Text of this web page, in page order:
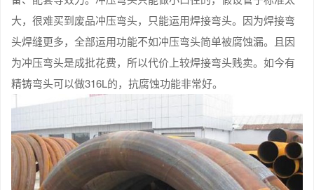
大，很难买到废品冲压弯头，只能运用焊接弯头。因为焊接弯
头焊缝更多，全部运用功能不如冲压弯头简单被腐蚀漏。且因
为冲压弯头是成批花费，所以代价上较焊接弯头贱卖。如今有
精铸弯头可以做316L的，抗腐蚀功能非常好。